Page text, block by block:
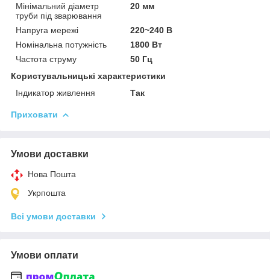
Мінімальний діаметр
труби під зварювання
20 мм
Напруга мережі
220~240 В
Номінальна потужність
1800 Вт
Частота струму
50 Гц
Користувальницькі характеристики
Індикатор живлення
Так
Приховати
Умови доставки
Нова Пошта
Укрпошта
Всі умови доставки
Умови оплати